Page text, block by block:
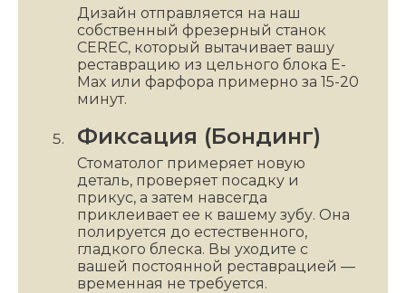
Дизайн отправляется на наш
собственный фрезерный станок
CEREC, который вытачивает вашу
реставрацию из цельного блока E-
Max или фарфора примерно за 15-20
минут.
Фиксация (Бондинг)
Стоматолог примеряет новую
деталь, проверяет посадку и
прикус, а затем навсегда
приклеивает ее к вашему зубу. Она
полируется до естественного,
гладкого блеска. Вы уходите с
вашей постоянной реставрацией —
временная не требуется.